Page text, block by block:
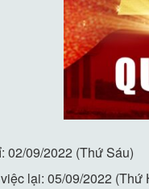
02/09/2022 (Thứ Sáu)
lại: 05/09/2022 (Thứ